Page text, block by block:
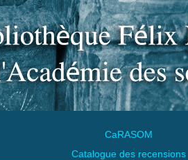
CaRASOM
Catalogue des recensions